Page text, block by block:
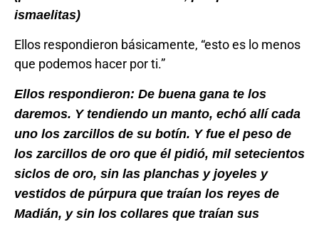
ismaelitas)
Ellos respondieron básicamente, “esto es lo menos
que podemos hacer por ti.”
Ellos respondieron: De buena gana te los
daremos. Y tendiendo un manto, echó allí cada
uno los zarcillos de su botín. Y fue el peso de
los zarcillos de oro que él pidió, mil setecientos
siclos de oro, sin las planchas y joyeles y
vestidos de púrpura que traían los reyes de
Madián, y sin los collares que traían sus